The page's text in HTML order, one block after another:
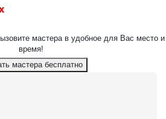
мастера в удобное для Вас место и
время!
мастера бесплатно